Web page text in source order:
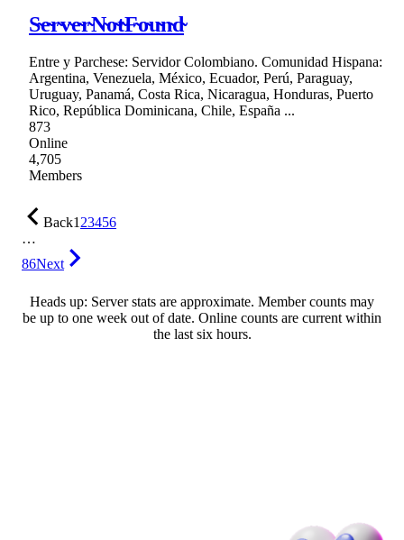
S̴e̴r̴v̴e̴r̴N̴o̴t̴F̴o̴u̴n̴d̴
Entre y Parchese: Servidor Colombiano. Comunidad Hispana:
Argentina, Venezuela, México, Ecuador, Perú, Paraguay,
Uruguay, Panamá, Costa Rica, Nicaragua, Honduras, Puerto
Rico, República Dominicana, Chile, España ...
873
Online
4,705
Members
Back123456
…
86Next
Heads up: Server stats are approximate. Member counts may
be up to one week out of date. Online counts are current within
the last six hours.